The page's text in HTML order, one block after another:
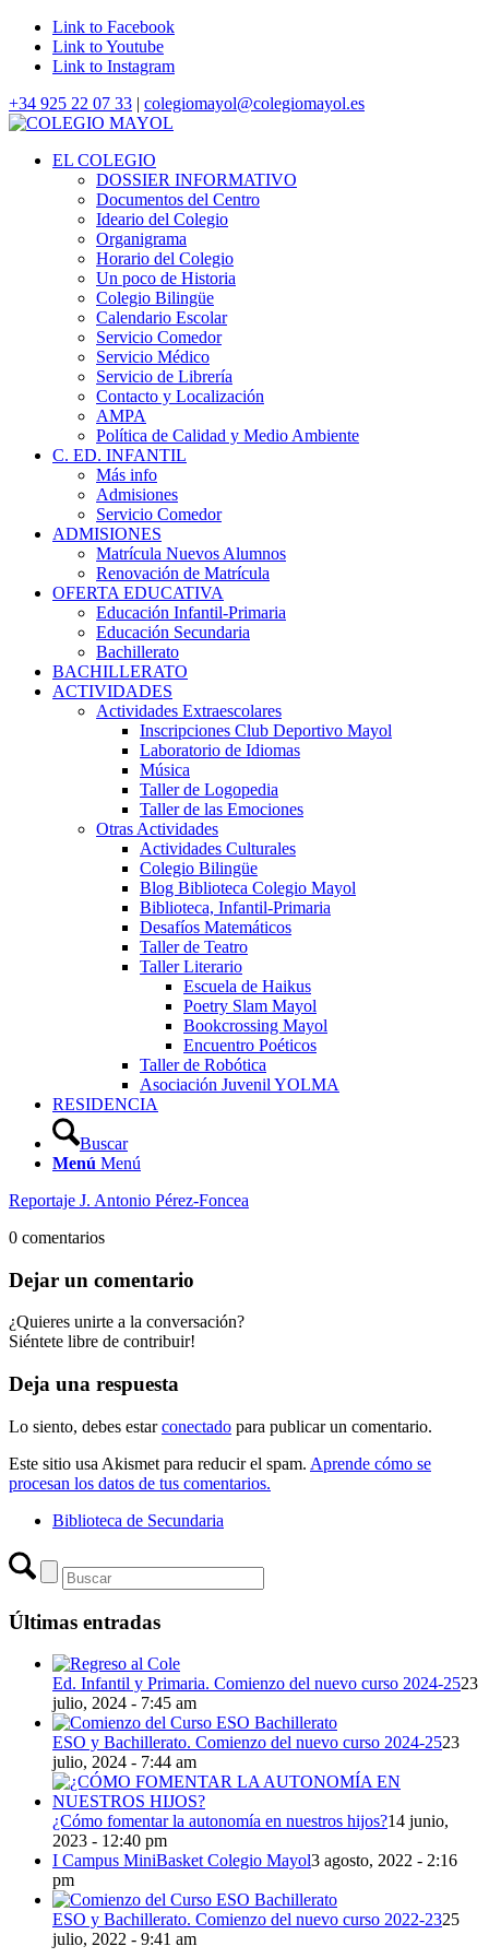
Link to Facebook
Link to Youtube
Link to Instagram
+34 925 22 07 33 | colegiomayol@colegiomayol.es
EL COLEGIO
DOSSIER INFORMATIVO
Documentos del Centro
Ideario del Colegio
Organigrama
Horario del Colegio
Un poco de Historia
Colegio Bilingüe
Calendario Escolar
Servicio Comedor
Servicio Médico
Servicio de Librería
Contacto y Localización
AMPA
Política de Calidad y Medio Ambiente
C. ED. INFANTIL
Más info
Admisiones
Servicio Comedor
ADMISIONES
Matrícula Nuevos Alumnos
Renovación de Matrícula
OFERTA EDUCATIVA
Educación Infantil-Primaria
Educación Secundaria
Bachillerato
BACHILLERATO
ACTIVIDADES
Actividades Extraescolares
Inscripciones Club Deportivo Mayol
Laboratorio de Idiomas
Música
Taller de Logopedia
Taller de las Emociones
Otras Actividades
Actividades Culturales
Colegio Bilingüe
Blog Biblioteca Colegio Mayol
Biblioteca, Infantil-Primaria
Desafíos Matemáticos
Taller de Teatro
Taller Literario
Escuela de Haikus
Poetry Slam Mayol
Bookcrossing Mayol
Encuentro Poéticos
Taller de Robótica
Asociación Juvenil YOLMA
RESIDENCIA
Buscar
Menú Menú
Reportaje J. Antonio Pérez-Foncea
0 comentarios
Dejar un comentario
¿Quieres unirte a la conversación?
Siéntete libre de contribuir!
Deja una respuesta
Lo siento, debes estarconectado para publicar un comentario.
Este sitio usa Akismet para reducir el spam. Aprende cómo se
procesan los datos de tus comentarios.
Biblioteca de Secundaria
Últimas entradas
Ed. Infantil y Primaria. Comienzo del nuevo curso 2024-2523
julio, 2024 - 7:45 am
ESO y Bachillerato. Comienzo del nuevo curso 2024-2523
julio, 2024 - 7:44 am
¿Cómo fomentar la autonomía en nuestros hijos?14 junio,
2023 - 12:40 pm
I Campus MiniBasket Colegio Mayol3 agosto, 2022 - 2:16
pm
ESO y Bachillerato. Comienzo del nuevo curso 2022-2325
julio, 2022 - 9:41 am